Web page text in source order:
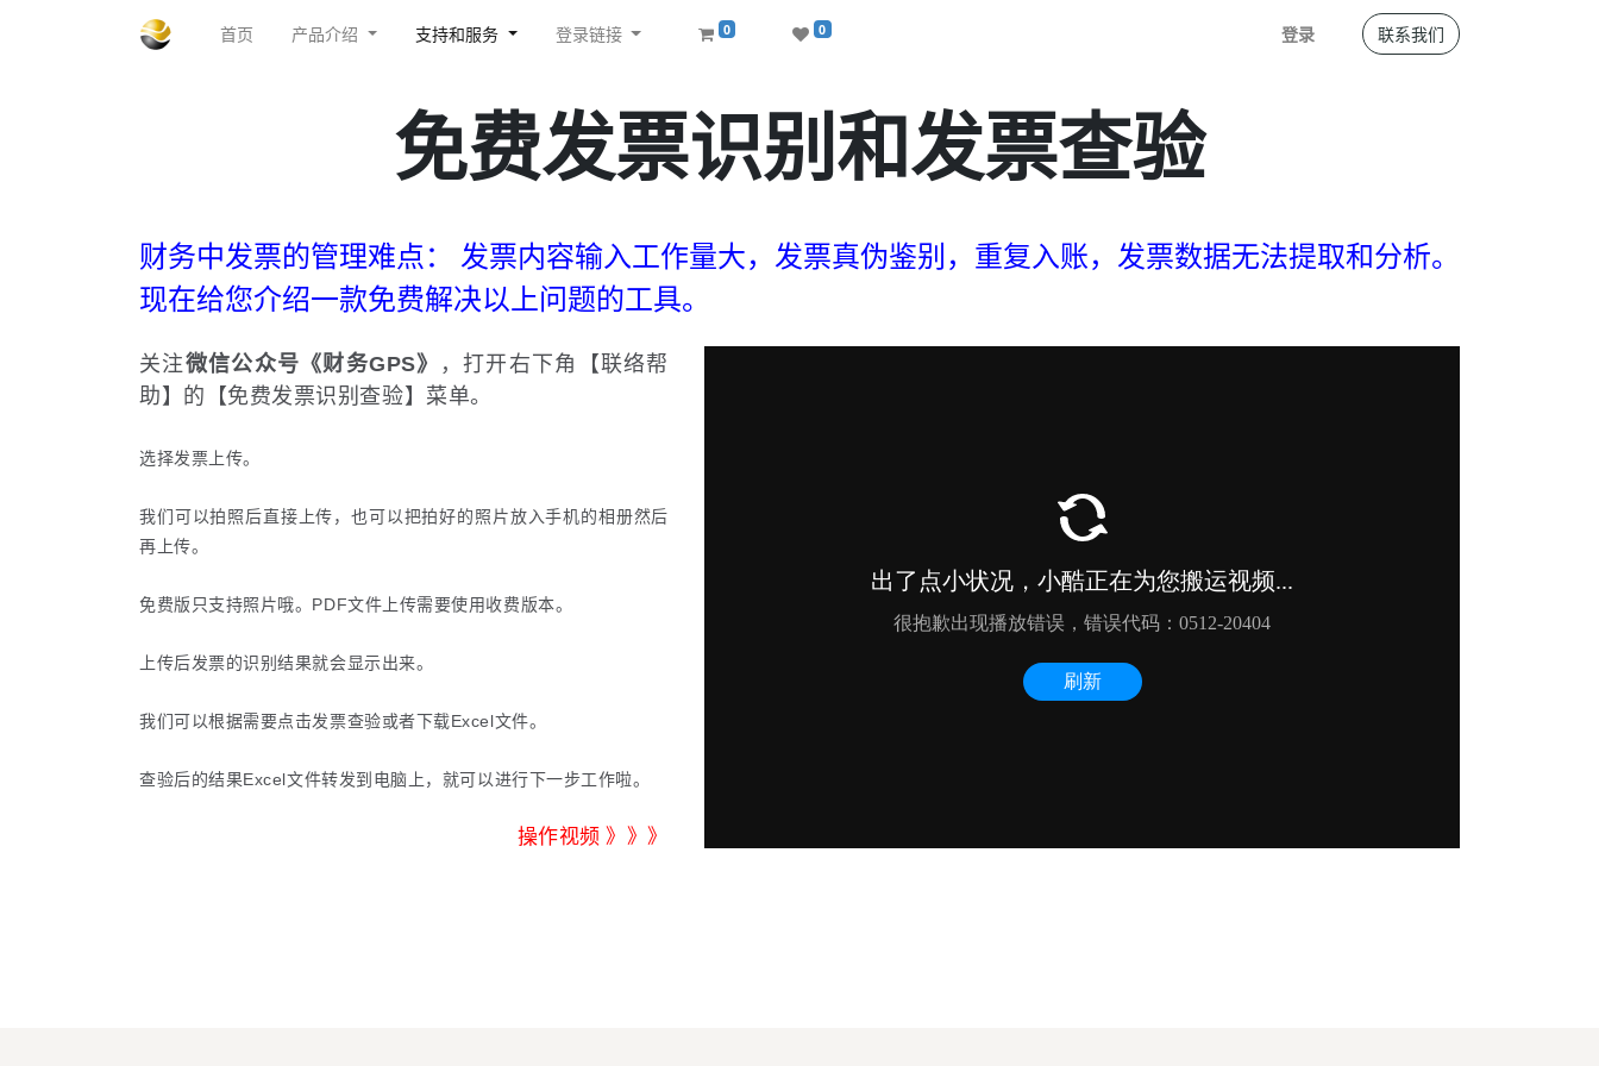
首页 产品介绍 支持和服务 登录链接 0 0 登录 联系我们
免费发票识别和发票查验
财务中发票的管理难点： 发票内容输入工作量大，发票真伪鉴别，重复入账，发票数据无法提取和分析。
现在给您介绍一款免费解决以上问题的工具。
关注微信公众号《财务GPS》
，打开右下角【联络帮
助】的【免费发票识别查验】菜单。
选择发票上传。
我们可以拍照后直接上传，也可以把拍好的照片放入手机的相册然后
再上传。
免费版只支持照片哦。 PDF文件上传需要使用收费版本。
上传后发票的识别结果就会显示出来。
我们可以根据需要点击发票查验或者下载Excel文件。
查验后的结果Excel文件转发到电脑上，就可以进行下一步工作啦。
操作视频 》》》